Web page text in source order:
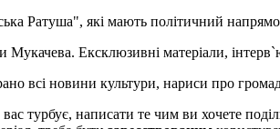
Ратуша", які мають політичний
Мукачева. Ексклюзивні матеріали,
всі новини культури, нариси про
турбує, написати те чим ви хочете